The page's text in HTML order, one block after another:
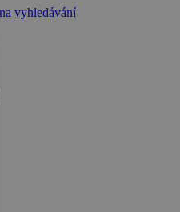
vyhledávání